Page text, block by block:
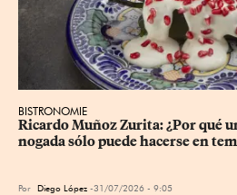
BISTRONOMIE
Ricardo Muñoz Zurita: ¿Por qué
nogada sólo puede hacerse en
Por Diego López 31/07/2026 - 9:05